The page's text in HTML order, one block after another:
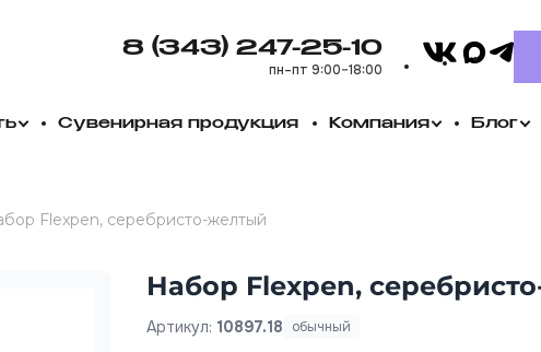
8 (343) 247-25-10
пн–пт 9:00–18:00
VK MAX
Сувенирная продукция Компания Блог
Flexpen, серебристо-желтый
Набор Flexpen,
Артикул: 10897.18 обычный